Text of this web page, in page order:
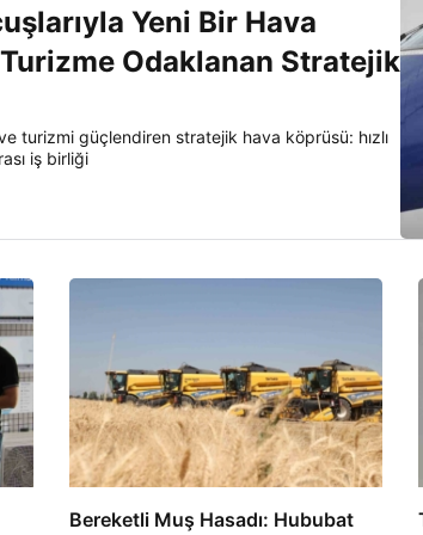
Yeni Bir Hava
Odaklanan Stratejik
turizmi güçlendiren stratejik hava köprüsü: hızlı
iş birliği
Bereketli Muş Hasadı: Hububat